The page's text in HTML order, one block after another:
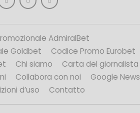
AdmiralBet
Goldbet
Codice Promo Eurobet
Chi siamo
Carta del giornalista
Collabora con noi
Google News
d’uso
Contatto